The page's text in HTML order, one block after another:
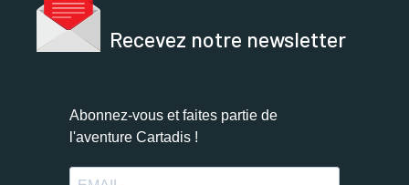
Recevez notre newsletter